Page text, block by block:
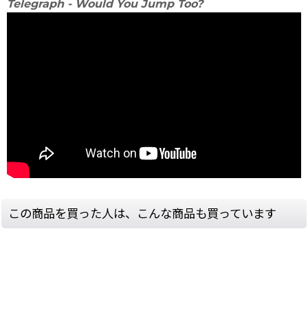
Telegraph - Would You Jump Too?
この商品を買った人は、こんな商品も買っています